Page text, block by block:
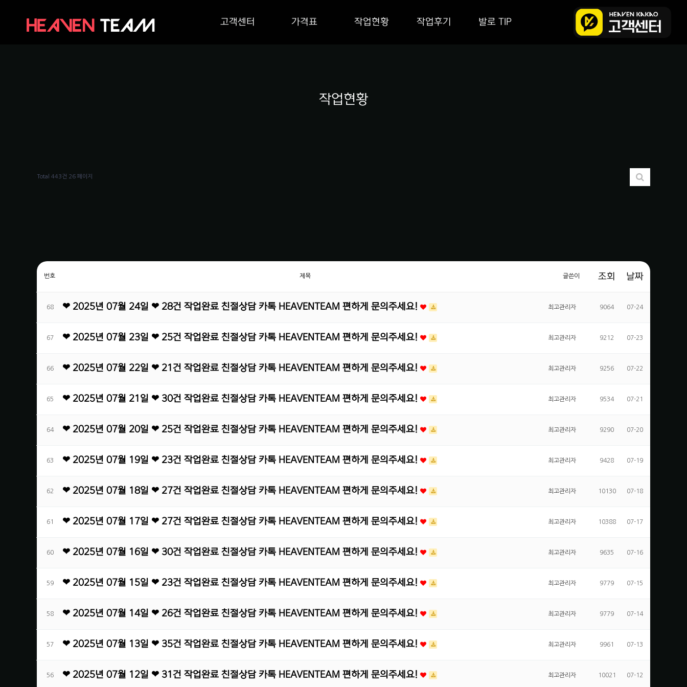
고객센터 가격표 작업현황 작업후기 발로 TIP
작업현황
Total 443건 26 페이지
번호 제목 글쓴이 조회 날짜
68 ❤ 2025년 07월 24일 ❤ 28건 작업완료 친절상담 카톡 HEAVENTEAM 편하게 문의주세요! 최고관리자 9064 07-24
67 ❤ 2025년 07월 23일 ❤ 25건 작업완료 친절상담 카톡 HEAVENTEAM 편하게 문의주세요! 최고관리자 9212 07-23
66 ❤ 2025년 07월 22일 ❤ 21건 작업완료 친절상담 카톡 HEAVENTEAM 편하게 문의주세요! 최고관리자 9256 07-22
65 ❤ 2025년 07월 21일 ❤ 30건 작업완료 친절상담 카톡 HEAVENTEAM 편하게 문의주세요! 최고관리자 9534 07-21
64 ❤ 2025년 07월 20일 ❤ 25건 작업완료 친절상담 카톡 HEAVENTEAM 편하게 문의주세요! 최고관리자 9290 07-20
63 ❤ 2025년 07월 19일 ❤ 23건 작업완료 친절상담 카톡 HEAVENTEAM 편하게 문의주세요! 최고관리자 9428 07-19
62 ❤ 2025년 07월 18일 ❤ 27건 작업완료 친절상담 카톡 HEAVENTEAM 편하게 문의주세요! 최고관리자 10130 07-18
61 ❤ 2025년 07월 17일 ❤ 27건 작업완료 친절상담 카톡 HEAVENTEAM 편하게 문의주세요! 최고관리자 10388 07-17
60 ❤ 2025년 07월 16일 ❤ 30건 작업완료 친절상담 카톡 HEAVENTEAM 편하게 문의주세요! 최고관리자 9635 07-16
59 ❤ 2025년 07월 15일 ❤ 23건 작업완료 친절상담 카톡 HEAVENTEAM 편하게 문의주세요! 최고관리자 9779 07-15
58 ❤ 2025년 07월 14일 ❤ 26건 작업완료 친절상담 카톡 HEAVENTEAM 편하게 문의주세요! 최고관리자 9779 07-14
57 ❤ 2025년 07월 13일 ❤ 35건 작업완료 친절상담 카톡 HEAVENTEAM 편하게 문의주세요! 최고관리자 9961 07-13
56 ❤ 2025년 07월 12일 ❤ 31건 작업완료 친절상담 카톡 HEAVENTEAM 편하게 문의주세요! 최고관리자 10021 07-12